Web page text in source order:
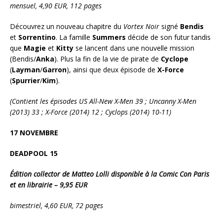
mensuel, 4,90 EUR, 112 pages
Découvrez un nouveau chapitre du Vortex Noir signé Bendis
et Sorrentino. La famille Summers décide de son futur tandis
que Magie et Kitty se lancent dans une nouvelle mission
(Bendis/Anka). Plus la fin de la vie de pirate de Cyclope
(Layman/Garron), ainsi que deux épisode de X-Force
(Spurrier/Kim).
(Contient les épisodes US All-New X-Men 39 ; Uncanny X-Men
(2013) 33 ; X-Force (2014) 12 ; Cyclops (2014) 10-11)
17 NOVEMBRE
DEADPOOL 15
Édition collector de Matteo Lolli disponible à la Comic Con Paris
et en librairie – 9,95 EUR
bimestriel, 4,60 EUR, 72 pages